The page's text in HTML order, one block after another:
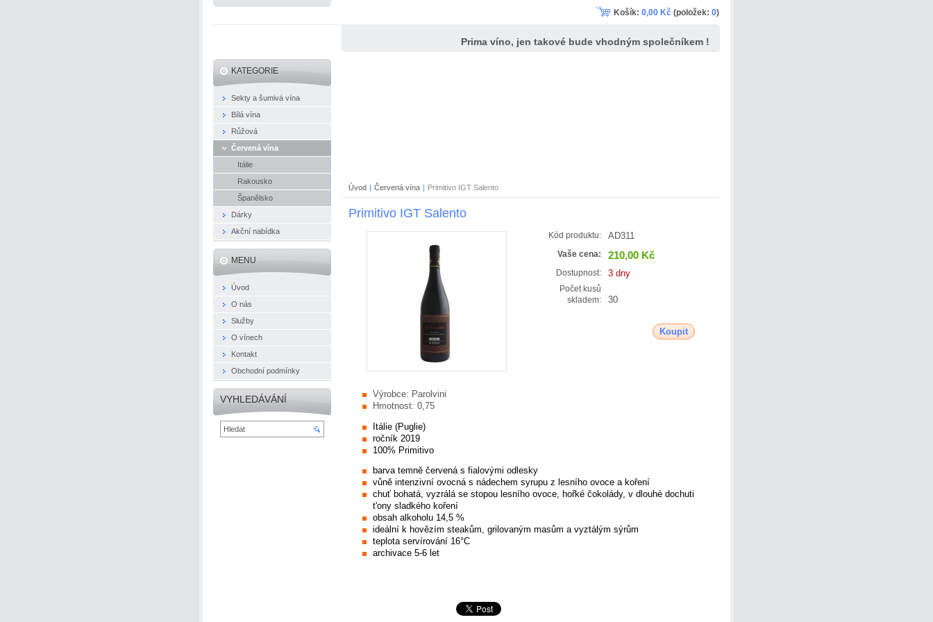
Prima víno, jen takové bude vhodným společníkem !
Úvod | Červená vína | Primitivo IGT Salento
Primitivo IGT Salento
Výrobce: Parolvini
Hmotnost: 0,75
Kód produktu: AD311
Vaše cena: 210,00 Kč
Dostupnost: 3 dny
Počet kusů
skladem:
30
Koupit
Itálie (Puglie)
ročník 2019
100% Primitivo
barva temně červená s fialovými odlesky
vůně intenzivní ovocná s nádechem syrupu z lesního ovoce a koření
chuť bohatá, vyzrálá se stopou lesního ovoce, hořké čokolády, v dlouhé dochuti
t'ony sladkého koření
obsah alkoholu 14,5 %
ideální k hovězím steakům, grilovaným masům a vyztálým sýrům
teplota servírování 16°C
archivace 5-6 let
KATEGORIE
Sekty a šumivá vína
Bílá vína
Růžová
Červená vína
Itálie
Rakousko
Španělsko
Dárky
Akční nabídka
MENU
Úvod
O nás
Služby
O vínech
Kontakt
Obchodní podmínky
VYHLEDÁVÁNÍ
Košík: 0,00 Kč (položek: 0)